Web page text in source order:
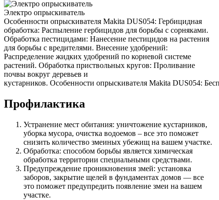
Электро опрыскиватель
Особенности опрыскивателя Makita DUS054: Гербицидная
обработка: Распыление гербицидов для борьбы с сорняками.
Обработка пестицидами: Нанесение пестицидов на растения
для борьбы с вредителями. Внесение удобрений:
Распределение жидких удобрений по корневой системе
растений. Обработка приствольных кругов: Проливание
почвы вокруг деревьев и
кустарников. Особенности опрыскивателя Makita DUS054:
Профилактика
Устранение мест обитания: уничтожение кустарников,
уборка мусора, очистка водоемов – все это поможет
снизить количество змеиных убежищ на вашем участке.
Обработка: способом борьбы является химическая
обработка территории специальными средствами.
Предупреждение проникновения змей: установка
заборов, закрытие щелей в фундаментах домов — все
это поможет предупредить появление змеи на вашем
участке.